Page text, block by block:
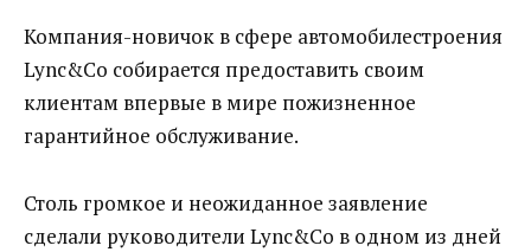
Компания-новичок в сфере автомобилестроения
Lync&Co собирается предоставить своим
клиентам впервые в мире пожизненное
гарантийное обслуживание.
Столь громкое и неожиданное заявление
сделали руководители Lync&Co в одном из дней